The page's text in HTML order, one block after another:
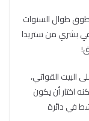
طوق طوال السنوات
في بشري من ستريدا
البيت القواتي،
اختار أن يكون
في دائرة